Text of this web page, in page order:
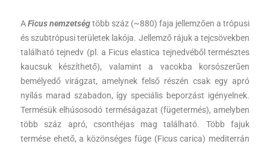
AFicus nemzetségtöbb száz (~880) faja jellemzően a trópusi
és szubtrópusi területek lakója. Jellemző rájuk a tejcsövekben
található tejnedv (pl. a Ficus elastica tejnedvéből természtes
kaucsuk készíthető), valamint a vacokba korsószerűen
bemélyedő virágzat, amelynek felső részén csak egy apró
nyílás marad szabadon, így speciális beporzást igényelnek.
Termésük elhúsosodó terméságazat (fügetermés), amelyben
több száz apró, csonthéjas mag található. Több fajuk
termése ehető, a közönséges füge (Ficus carica) mediterrán